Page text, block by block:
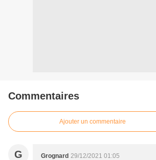
Commentaires
Ajouter un commentaire
G Grognard 29/12/2021 01:05